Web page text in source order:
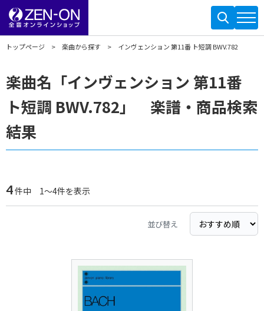
トップページ 楽曲から探す インヴェンション 第11番 ト短調 BWV.782
楽曲名「インヴェンション 第11番
ト短調 BWV.782」 楽譜・商品検索
結果
4件中 1～4件を表示
並び替え